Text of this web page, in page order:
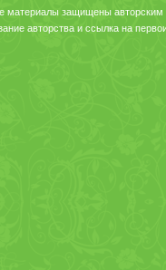
материалы защищены авторским
авторства и ссылка на